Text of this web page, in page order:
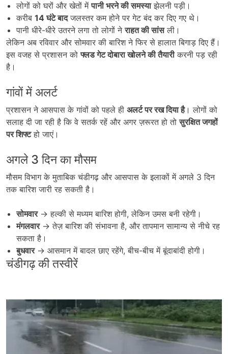
लोगों को घरों और खेतों मेंपानी भरने की समस्याझेलनी पड़ी।
करीब 14घंटे बादजलस्तर कम होने पर गेट बंद कर दिए गए थे।
पानी धीरे-धीरे उतरने लगा तो लोगों नेराहत की सांसली।
लेकिन अब रविवार और सोमवार की बारिश ने फिर से हालात बिगाड़ दिए हैं।
इस वजह से प्रशासन कोफ्लड गेट दोबारा खोलने की तैयारीकरनी पड़ रही
है।
गांवों में अलर्ट
प्रशासन ने आसपास के गांवों को पहले ही अलर्ट पर रख दिया है। लोगों को
सलाह दी जा रही है कि वे सतर्क रहें और अगर ज़रूरत हो तोसुरक्षित जगहों
पर शिफ्टहो जाएं।
अगले 3 दिन का मौसम
मौसम विभाग के मुताबिक चंडीगढ़ और आसपास के इलाकों में अगले 3 दिन
तक बारिश जारी रह सकती है।
सोमवार→ हल्की से मध्यम बारिश होगी, लेकिन उमस बनी रहेगी।
मंगलवार→ तेज़ बारिश की संभावना है, और तापमान सामान्य से नीचे रह
सकता है।
बुधवार→ आसमान में बादल छाए रहेंगे, बीच-बीच में बूंदाबांदी होगी।
चंडीगढ़ की तस्वीरें